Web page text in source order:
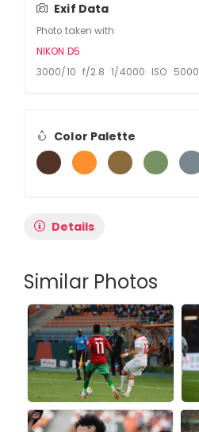
Exif Data
Photo taken with
NIKON D5
3000/10 f/2.8 1/4000 ISO 5000
Color Palette
Details
Similar Photos